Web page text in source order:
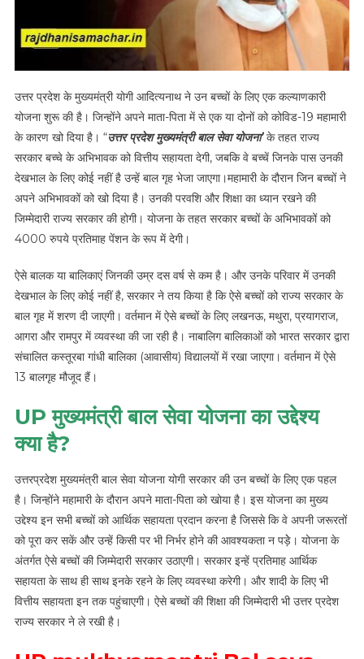
उत्तर प्रदेश के मुख्यमंत्री योगी आदित्यनाथ ने उन बच्चों के लिए एक कल्याणकारी
योजना शुरू की है। जिन्होंने अपने माता-पिता में से एक या दोनों को कोविड-19 महामारी
के कारण खो दिया है। “उत्तर प्रदेश मुख्यमंत्री बाल सेवा योजना’के तहत राज्य
सरकार बच्चे के अभिभावक को वित्तीय सहायता देगी, जबकि वे बच्चें जिनके पास उनकी
देखभाल के लिए कोई नहीं है उन्हें बाल गृह भेजा जाएगा।महामारी के दौरान जिन बच्चों ने
अपने अभिभावकों को खो दिया है। उनकी परवशि और शिक्षा का ध्यान रखने की
जिम्मेदारी राज्य सरकार की होगी। योजना के तहत सरकार बच्चों के अभिभावकों को
4000 रुपये प्रतिमाह पेंशन के रूप में देगी।
ऐसे बालक या बालिकाएं जिनकी उम्र दस वर्ष से कम है। और उनके परिवार में उनकी
देखभाल के लिए कोई नहीं है, सरकार ने तय किया है कि ऐसे बच्चों को राज्य सरकार के
बाल गृह में शरण दी जाएगी। वर्तमान में ऐसे बच्चों के लिए लखनऊ, मथुरा, प्रयागराज,
आगरा और रामपुर में व्यवस्था की जा रही है। नाबालिग बालिकाओं को भारत सरकार द्वारा
संचालित कस्तूरबा गांधी बालिका (आवासीय) विद्यालयों में रखा जाएगा। वर्तमान में ऐसे
13 बालगृह मौजूद हैं।
UP मुख्यमंत्री बाल सेवा योजना का उद्देश्य
क्या है?
उत्तरप्रदेश मुख्यमंत्री बाल सेवा योजना योगी सरकार की उन बच्चों के लिए एक पहल
है। जिन्होंने महामारी के दौरान अपने माता-पिता को खोया है। इस योजना का मुख्य
उद्देश्य इन सभी बच्चों को आर्थिक सहायता प्रदान करना है जिससे कि वे अपनी जरूरतों
को पूरा कर सकें और उन्हें किसी पर भी निर्भर होने की आवश्यकता न पड़ेे। योजना के
अंतर्गत ऐसे बच्चों की जिम्मेदारी सरकार उठाएगी। सरकार इन्हें प्रतिमाह आर्थिक
सहायता के साथ ही साथ इनके रहने के लिए व्यवस्था करेगी। और शादी के लिए भी
वित्तीय सहायता इन तक पहुंचाएगी। ऐसे बच्चों की शिक्षा की जिम्मेदारी भी उत्तर प्रदेश
राज्य सरकार ने ले रखी है।